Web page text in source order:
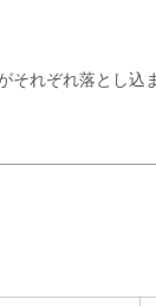
れぞれ落とし